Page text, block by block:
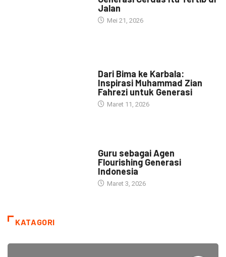
Jalan
Mei 21, 2026
Dari Bima ke Karbala:
Inspirasi Muhammad Zian
Fahrezi untuk Generasi
Maret 11, 2026
Guru sebagai Agen
Flourishing Generasi
Indonesia
Maret 3, 2026
KATAGORI